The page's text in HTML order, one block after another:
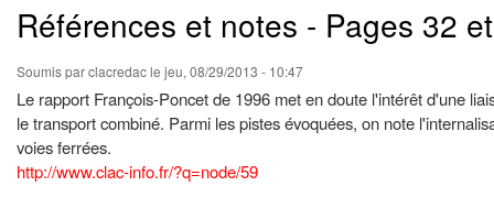
Références et notes - Pages 32
Soumis parclacredacle jeu, 08/29/2013 - 10:47
Le rapport François-Poncet de 1996 met en doute l'intérêt d'une
le transport combiné. Parmi les pistes évoquées, on note
voies ferrées.
http://www.clac-info.fr/?q=node/59